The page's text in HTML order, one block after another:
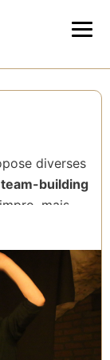
diverses
building
mais
à voir en
pouvons nous